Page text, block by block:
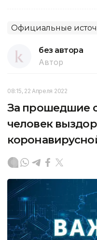
Официальные
без автора
Автор
08:15, 22 Апреля 2022
За прошедшие
человек